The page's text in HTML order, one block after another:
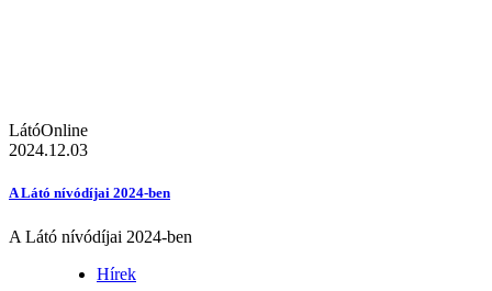
LátóOnline
2024.12.03
A Látó nívódíjai 2024-ben
A Látó nívódíjai 2024-ben
Hírek